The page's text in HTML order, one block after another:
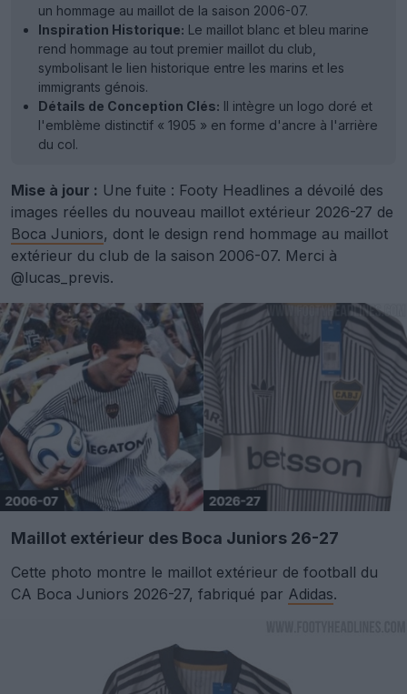
un hommage au maillot de la saison 2006-07.
Inspiration Historique: Le maillot blanc et bleu marine
rend hommage au tout premier maillot du club,
symbolisant le lien historique entre les marins et les
immigrants génois.
Détails de Conception Clés: Il intègre un logo doré et
l'emblème distinctif « 1905 » en forme d'ancre à l'arrière
du col.
Mise à jour : Une fuite : Footy Headlines a dévoilé des
images réelles du nouveau maillot extérieur 2026-27 de
Boca Juniors, dont le design rend hommage au maillot
extérieur du club de la saison 2006-07. Merci à
@lucas_previs.
Maillot extérieur des Boca Juniors 26-27
Cette photo montre le maillot extérieur de football du
CA Boca Juniors 2026-27, fabriqué par Adidas.